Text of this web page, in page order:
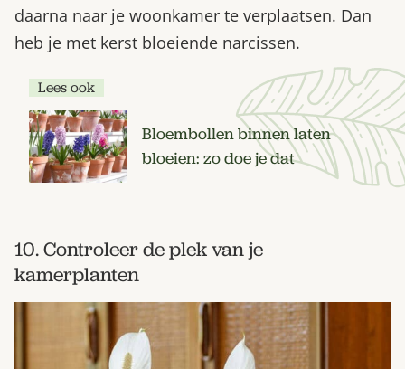
daarna naar je woonkamer te verplaatsen. Dan
heb je met kerst bloeiende narcissen.
Lees ook
Bloembollen binnen laten
bloeien: zo doe je dat
10. Controleer de plek van je
kamerplanten